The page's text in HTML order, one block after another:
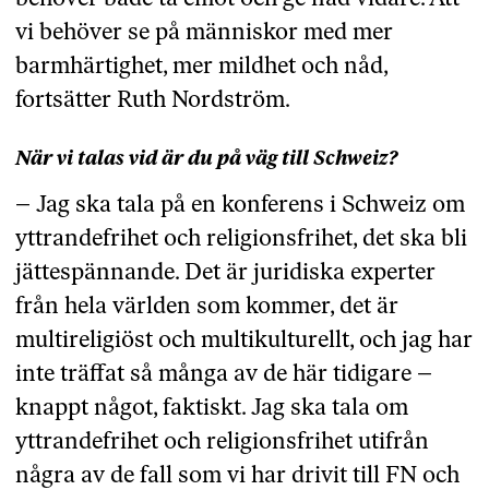
vi behöver se på människor med mer
barmhärtighet, mer mildhet och nåd,
fortsätter Ruth Nordström.
När vi talas vid är du på väg till Schweiz?
– Jag ska tala på en konferens i Schweiz om
yttrandefrihet och religionsfrihet, det ska bli
jättespännande. Det är juridiska experter
från hela världen som kommer, det är
multireligiöst och multikulturellt, och jag har
inte träffat så många av de här tidigare –
knappt något, faktiskt. Jag ska tala om
yttrandefrihet och religionsfrihet utifrån
några av de fall som vi har drivit till FN och